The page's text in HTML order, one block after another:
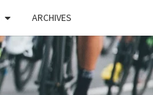
ARCHIVES